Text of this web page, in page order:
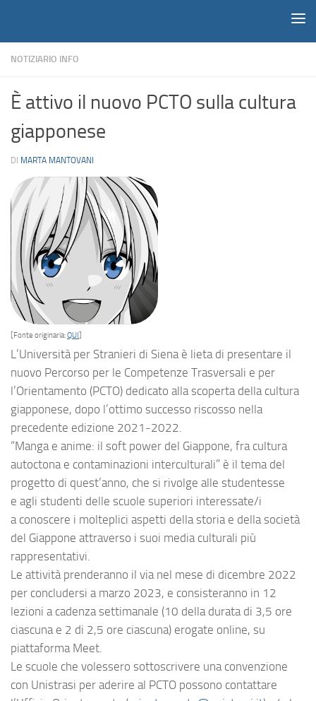
NOTIZIARIO INFO
È attivo il nuovo PCTO sulla cultura
giapponese
DI MARTA MANTOVANI
[Fonte originaria:QUI
L’Università per Stranieri di Siena è lieta di presentare il
nuovo Percorso per le Competenze Trasversali e per
l’Orientamento (PCTO) dedicato alla scoperta della cultura
giapponese, dopo l’ottimo successo riscosso nella
precedente edizione 2021-2022.
“Manga e anime: il soft power del Giappone, fra cultura
autoctona e contaminazioni interculturali” è il tema del
progetto di quest’anno, che si rivolge alle studentesse
e agli studenti delle scuole superiori interessate/i
a conoscere i molteplici aspetti della storia e della società
del Giappone attraverso i suoi media culturali più
rappresentativi.
Le attività prenderanno il via nel mese di dicembre 2022
per concludersi a marzo 2023, e consisteranno in 12
lezioni a cadenza settimanale (10 della durata di 3,5 ore
ciascuna e 2 di 2,5 ore ciascuna) erogate online, su
piattaforma Meet.
Le scuole che volessero sottoscrivere una convenzione
con Unistrasi per aderire al PCTO possono contattare